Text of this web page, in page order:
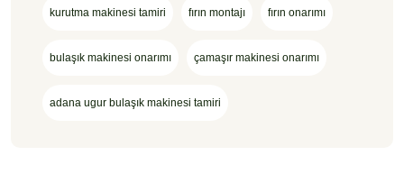
kurutma makinesi tamiri fırın montajı fırın onarımı
bulaşık makinesi onarımı çamaşır makinesi onarımı
adana ugur bulaşık makinesi tamiri